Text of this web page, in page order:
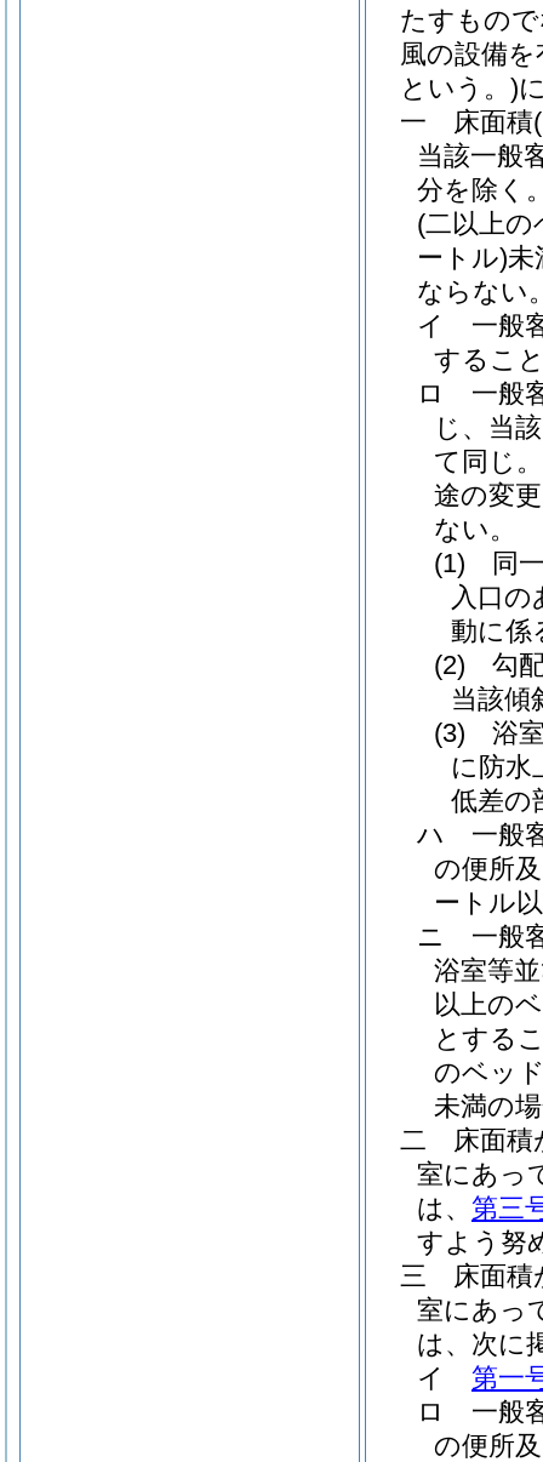
たすもの
風の設備
という。)
一
床面積
当該一般
分を除く
(二以上
ートル)未
ならない
イ
一般
するこ
ロ
一般
じ、当該
て同じ
途の変
ない。
(1)
同
入口の
動に係
(2)
勾
当該傾
(3)
浴
に防
低差の
ハ
一般
の便所
ートル
ニ
一般
浴室等
以上の
とする
のベッ
未満の
二
床面
室にあっ
は、 第三
すよう努
三
床面
室にあっ
は、次に
イ
第一
ロ
一般
の便所